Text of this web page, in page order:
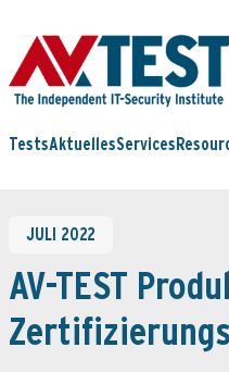
TestsAktuellesServices
JULI 2022
AV-TEST